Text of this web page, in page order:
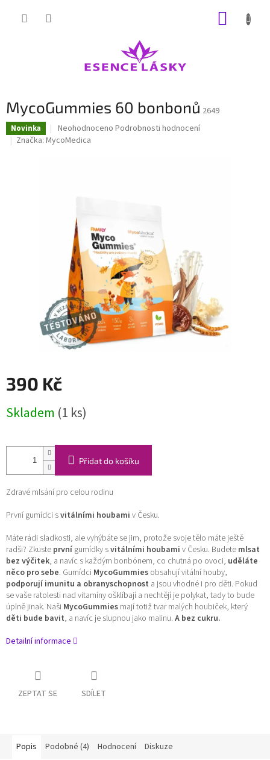
MycoGummies 60 bonbonů 2649
Novinka
Průměrné
hodnocení
Neohodnoceno Podrobnosti hodnocení
Značka: MycoMedica
390 Kč
cena:
Skladem (1 ks)
Přidat do košíku
Zdravé mlsání pro celou rodinu
První gumídci svitálními houbami v Česku.
Máte rádi sladkosti, ale vyhýbáte se jim, protože svoje tělo máte ještě
radši? Zkuste první gumídky svitálními houbami v Česku. Budete mlsat
bez výčitek, a navíc s každým bonbónem, co chutná po ovoci, uděláte
něco pro sebe. Gumídci MycoGummies obsahují vitální houby,
podporují imunitu a obranyschopnost a jsou vhodné i pro děti. Pokud
se vaše ratolesti nad vitamíny ošklíbají a nechtějí je polykat, tady to bude
úplně jinak. Naši MycoGummies mají totiž tvar malých houbiček, který
děti bude bavit, a navíc je slupnou jako malinu. A bez cukru.
Detailní informace
ZEPTAT SE SDÍLET
Popis Podobné (4) Hodnocení Diskuze